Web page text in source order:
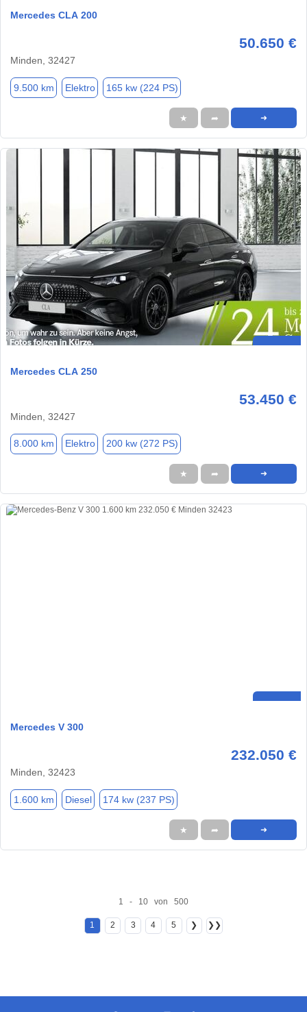
Mercedes CLA 200
50.650 €
Minden, 32427
9.500 km Elektro 165 kw (224 PS)
★ ➦ ➜
Mercedes CLA 250
53.450 €
Minden, 32427
8.000 km Elektro 200 kw (272 PS)
★ ➦ ➜
Mercedes V 300
232.050 €
Minden, 32423
1.600 km Diesel 174 kw (237 PS)
★ ➦ ➜
1 - 10 von 500
1 2 3 4 5 ❯ ❯❯